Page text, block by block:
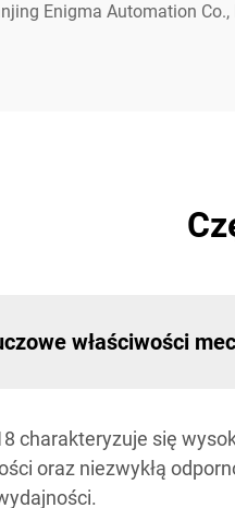
Enigma Automation
właściwości
charakteryzuje się
oraz niezwykłą